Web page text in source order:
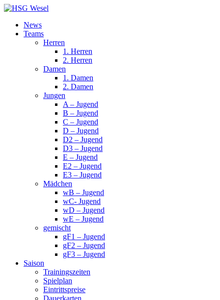
News
Teams
Herren
1. Herren
2. Herren
Damen
1. Damen
2. Damen
Jungen
A – Jugend
B – Jugend
C – Jugend
D – Jugend
D2 – Jugend
D3 – Jugend
E – Jugend
E2 – Jugend
E3 – Jugend
Mädchen
wB – Jugend
wC- Jugend
wD – Jugend
wE – Jugend
gemischt
gF1 – Jugend
gF2 – Jugend
gF3 – Jugend
Saison
Trainingszeiten
Spielplan
Eintrittspreise
Dauerkarten